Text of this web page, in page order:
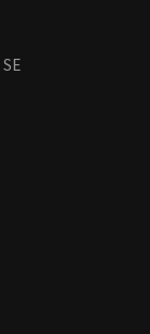
SE